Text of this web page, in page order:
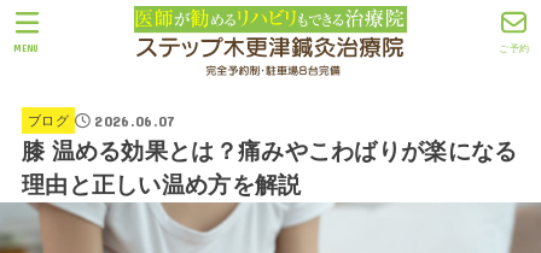
ご予約
MENU
ブログ 2026.06.07
膝 温める効果とは？痛みやこわばりが楽になる
理由と正しい温め方を解説